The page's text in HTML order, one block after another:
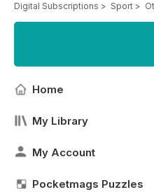
Digital Subscriptions > Sport >
Home
My Library
My Account
Pocketmags Puzzles